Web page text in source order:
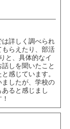
詳しく調べられ
らえたり、部活
と、具体的なイ
しを聞いたこと
感じています。
したが、学校の
ると感じまし